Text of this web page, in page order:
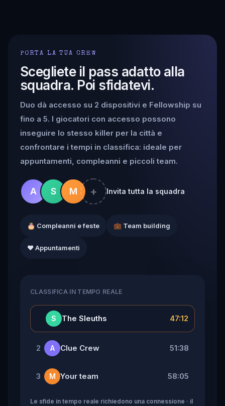
PORTA LA TUA CREW
Scegliete il pass adatto alla
squadra. Poi sfidatevi.
Duo dà accesso su 2 dispositivi e Fellowship su
fino a 5. I giocatori con accesso possono
inseguire lo stesso killer per la città e
confrontare i tempi in classifica: ideale per
appuntamenti, compleanni e piccoli team.
A S M + Invita tutta la squadra
🎂 Compleanni e feste 💼 Team building
❤️ Appuntamenti
CLASSIFICA IN TEMPO REALE
S The Sleuths 47:12
2 A Clue Crew 51:38
3 M Your team 58:05
Le sfide in tempo reale richiedono una connessione · il